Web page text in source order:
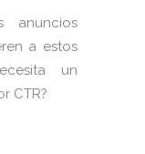
anuncios
a estos
un
CTR?